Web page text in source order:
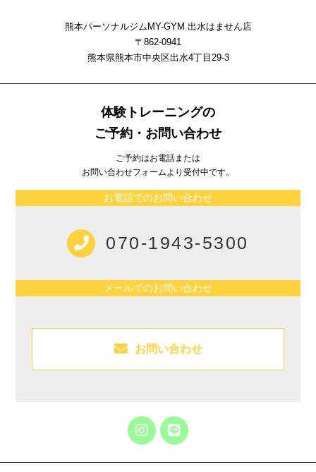
熊本パーソナルジムMY-GYM 出水はません店
〒862-0941
熊本県熊本市中央区出⽔4丁⽬29-3
体験トレーニングの
ご予約・お問い合わせ
ご予約はお電話または
お問い合わせフォームより受付中です。
お電話でのお問い合わせ
070-1943-5300
メールでのお問い合わせ
お問い合わせ